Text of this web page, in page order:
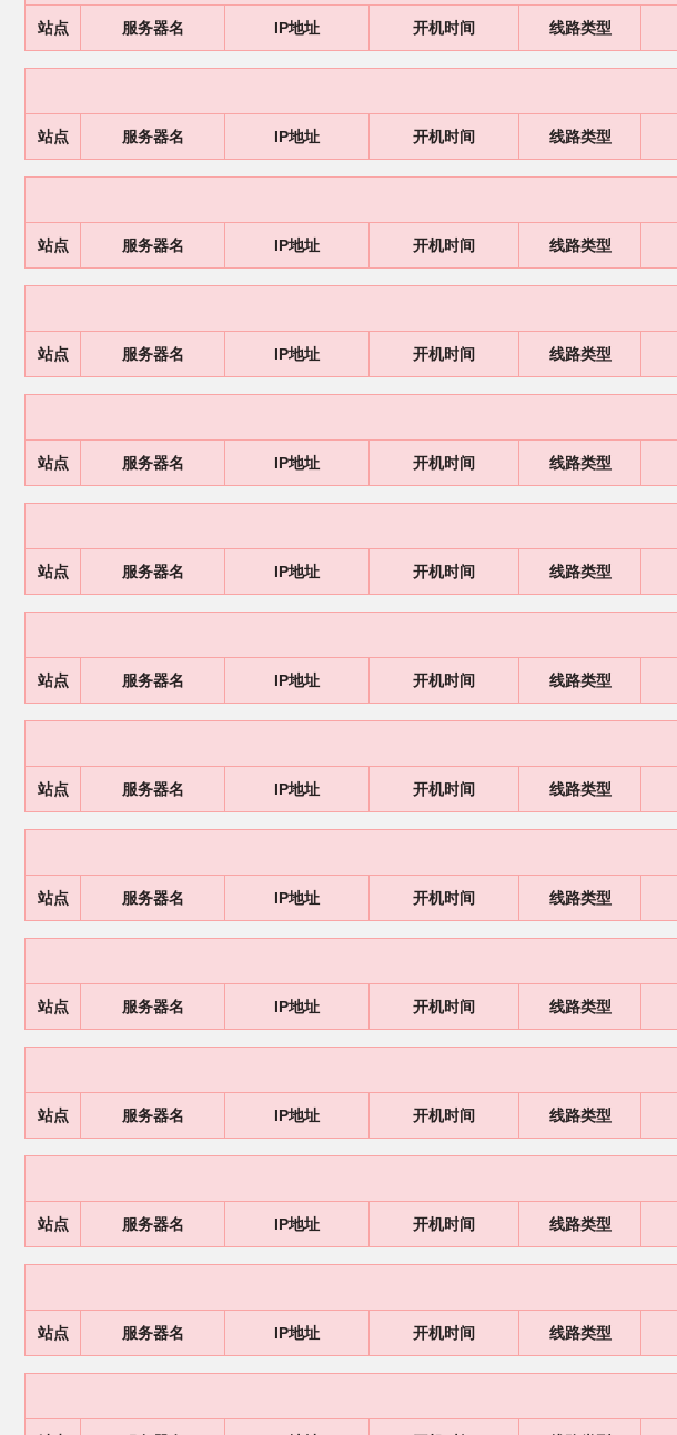
站点 服务器名 IP地址 开机时间 线路类型
站点 服务器名 IP地址 开机时间 线路类型
站点 服务器名 IP地址 开机时间 线路类型
站点 服务器名 IP地址 开机时间 线路类型
站点 服务器名 IP地址 开机时间 线路类型
站点 服务器名 IP地址 开机时间 线路类型
站点 服务器名 IP地址 开机时间 线路类型
站点 服务器名 IP地址 开机时间 线路类型
站点 服务器名 IP地址 开机时间 线路类型
站点 服务器名 IP地址 开机时间 线路类型
站点 服务器名 IP地址 开机时间 线路类型
站点 服务器名 IP地址 开机时间 线路类型
站点 服务器名 IP地址 开机时间 线路类型